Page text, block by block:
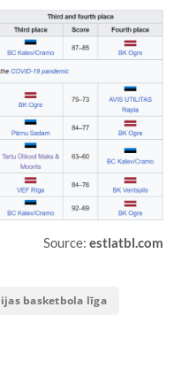
Source: estlatbl.com
basketbola līga